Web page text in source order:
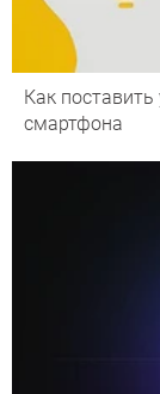
Как
смартфона